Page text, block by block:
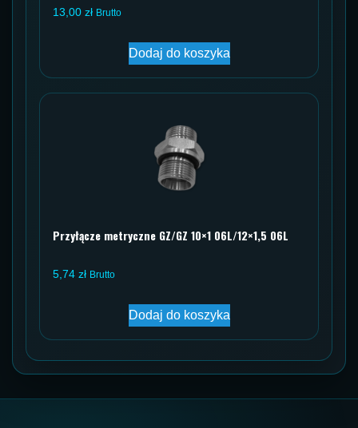
13,00 zł Brutto
Dodaj do koszyka
Przyłącze metryczne GZ/GZ 10×1 06L/12×1,5 06L
5,74 zł Brutto
Dodaj do koszyka